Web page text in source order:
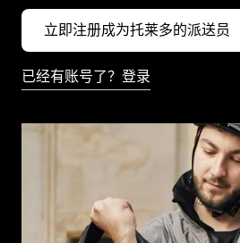
立即注册成为托莱多的派送员
已经有账号了？登录